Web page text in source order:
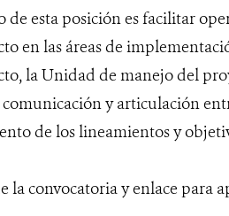
de esta posición es facilitar
en las áreas de
la Unidad de manejo del
y articulación
de los lineamientos y
la convocatoria y enlace para